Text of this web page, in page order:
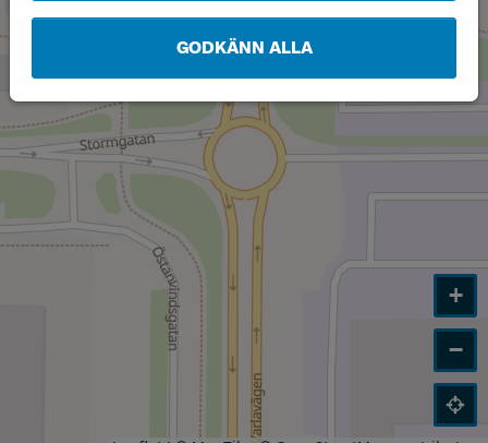
GODKÄNN ALLA
+
−